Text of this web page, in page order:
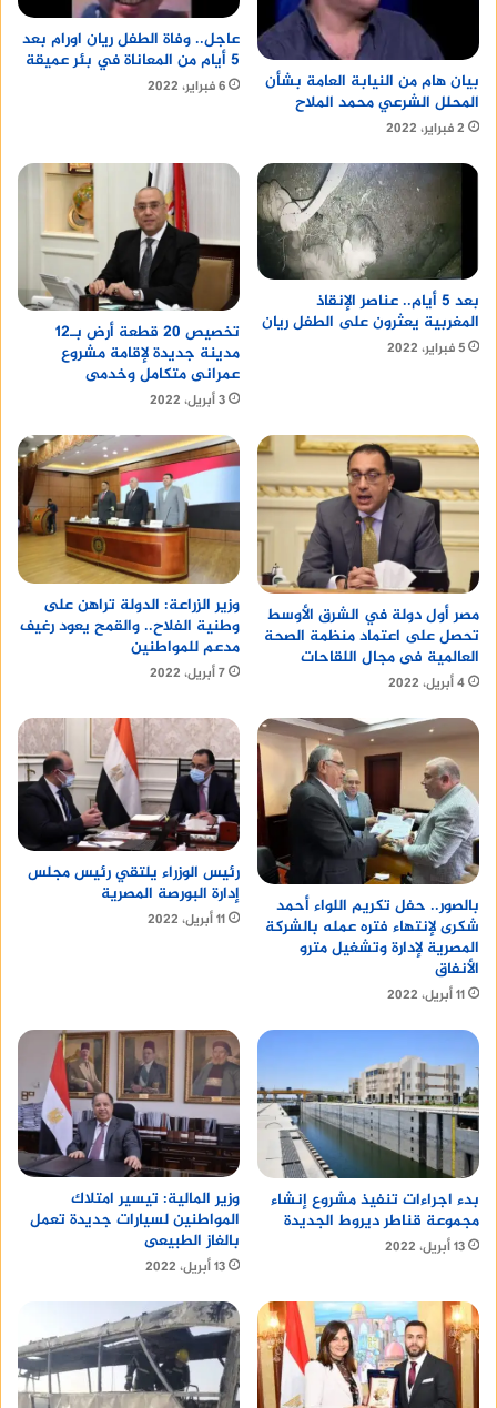
بيان هام من النيابة العامة بشأن
المحلل الشرعي محمد الملاح
2 فبراير، 2022
عاجل.. وفاة الطفل ريان اورام بعد
5 أيام من المعاناة في بئر عميقة
6 فبراير، 2022
بعد 5 أيام.. عناصر الإنقاذ
المغربية يعثرون على الطفل ريان
5 فبراير، 2022
تخصيص 20 قطعة أرض بـ12
مدينة جديدة لإقامة مشروع
عمرانى متكامل وخدمى
3 أبريل، 2022
مصر أول دولة في الشرق الأوسط
تحصل على اعتماد منظمة الصحة
العالمية فى مجال اللقاحات
4 أبريل، 2022
وزير الزراعة: الدولة تراهن على
وطنية الفلاح.. والقمح يعود رغيف
مدعم للمواطنين
7 أبريل، 2022
بالصور.. حفل تكريم اللواء أحمد
شكرى لإنتهاء فتره عمله بالشركة
المصرية لإدارة وتشغيل مترو
الأنفاق
11 أبريل، 2022
رئيس الوزراء يلتقي رئيس مجلس
إدارة البورصة المصرية
11 أبريل، 2022
بدء اجراءات تنفيذ مشروع إنشاء
مجموعة قناطر ديروط الجديدة
13 أبريل، 2022
وزير المالية: تيسير امتلاك
المواطنين لسيارات جديدة تعمل
بالغاز الطبيعى
13 أبريل، 2022